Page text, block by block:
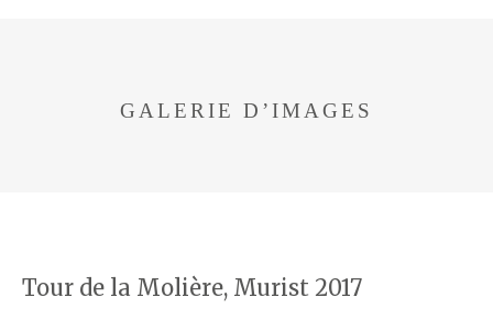
GALERIE D’IMAGES
Tour de la Molière, Murist 2017